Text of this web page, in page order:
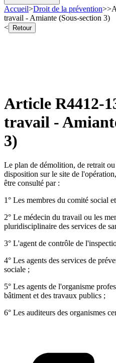
Accueil>Droit de la prévention>>
travail - Amiante (Sous-section 3)
<
Retour
Article R4412-
travail -
3)
Le plan de démolition, de retrait ou
disposition sur le site de
être consulté par :
1° Les membres du comité social
2° Le médecin du travail ou les
pluridisciplinaire des services de
3° L'agent de contrôle de
4° Les agents des services de
sociale ;
5° Les agents de l'organisme
bâtiment et des travaux publics ;
6° Les auditeurs des organismes